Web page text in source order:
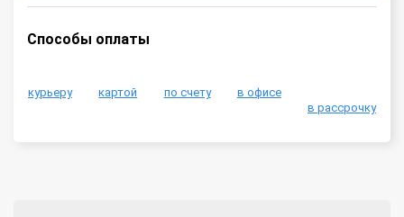
Способы оплаты
курьеру картой по счету
в офисе
в рассрочку